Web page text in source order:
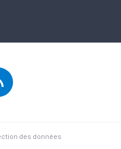
des données
pour contrôler la manière dont